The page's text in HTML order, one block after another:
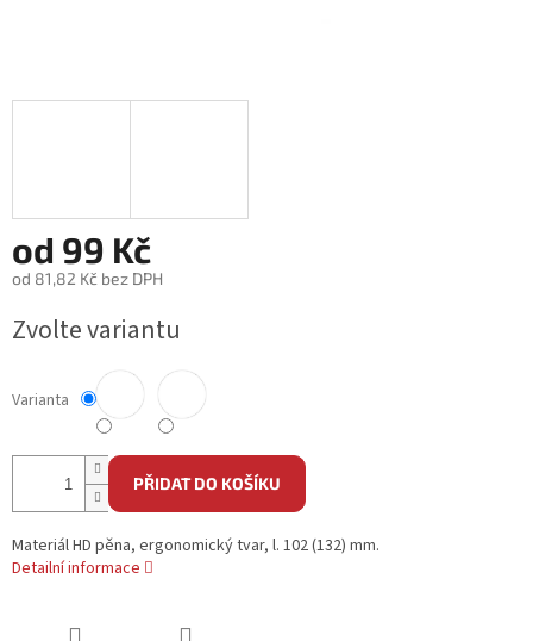
od 99 Kč
od 81,82 Kč bez DPH
cena:
Zvolte variantu
Varianta
PŘIDAT DO KOŠÍKU
Materiál HD pěna, ergonomický tvar, l. 102 (132) mm.
Detailní informace